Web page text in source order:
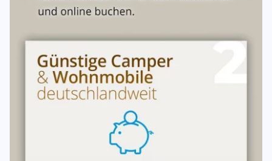
Haftung bei Unfällen
hingewiesen. Mehrere Mieter haften für alle Ansprüche, die
ihren Ursprung in diesem Mietverhältnis haben, als
Gesamtschuldner und bilden eine Mietergemeinschaft.
Jeder Mieter hat identische Rechte und Pflichte
Unterschriften
Die allgemeinen Mietbedingungen(Anlagen) sind ebenso
wie das Übergabeprotokoll/Checklisten Bestandteil dieses
Abgabe oder Übernahme: